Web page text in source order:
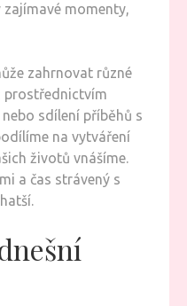
zajímavé momenty,
zahrnovat různé
prostřednictvím
sdílení příběhů s
na vytváření
životů vnášíme.
a čas strávený s